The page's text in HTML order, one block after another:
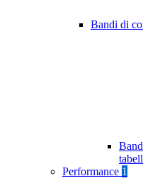
Bandi di
Performance 1